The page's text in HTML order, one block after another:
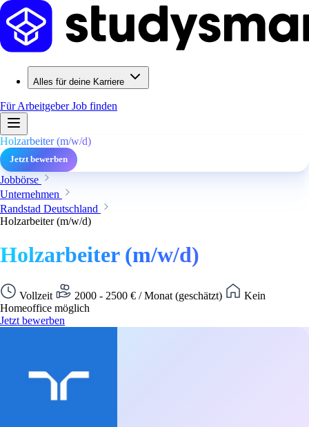
Alles für deine Karriere
Für ArbeitgeberJob finden
Holzarbeiter (m/w/d)
Jetzt bewerben
Jobbörse
Unternehmen
Randstad Deutschland
Holzarbeiter (m/w/d)
Holzarbeiter (m/w/d)
Vollzeit 2000 - 2500 € / Monat (geschätzt)
Kein
Homeoffice möglich
Jetzt bewerben